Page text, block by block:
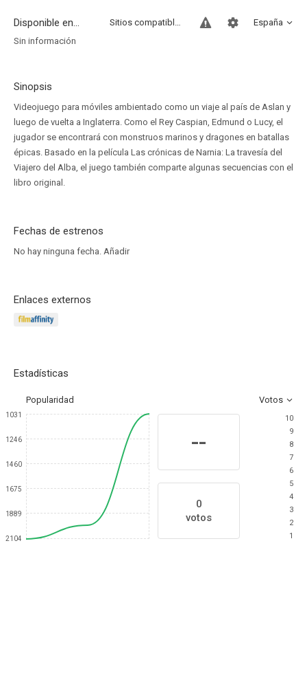
Disponible en... España
Sitios compatibles
Sin información
Sinopsis
Videojuego para móviles ambientado como un viaje al país de Aslan y
luego de vuelta a Inglaterra. Como el Rey Caspian, Edmund o Lucy, el
jugador se encontrará con monstruos marinos y dragones en batallas
épicas. Basado en la película Las crónicas de Narnia: La travesía del
Viajero del Alba, el juego también comparte algunas secuencias con el
libro original.
Fechas de estrenos
No hay ninguna fecha. Añadir
Enlaces externos
Estadísticas
Popularidad Votos
1031
1246
1460
1675
1889
2104
--
0
votos
10
9
8
7
6
5
4
3
2
1